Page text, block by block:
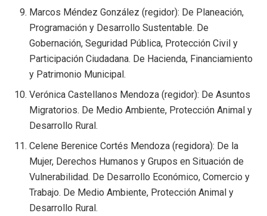
Marcos Méndez González (regidor): De Planeación,
Programación y Desarrollo Sustentable. De
Gobernación, Seguridad Pública, Protección Civil y
Participación Ciudadana. De Hacienda, Financiamiento
y Patrimonio Municipal.
Verónica Castellanos Mendoza (regidor): De Asuntos
Migratorios. De Medio Ambiente, Protección Animal y
Desarrollo Rural.
Celene Berenice Cortés Mendoza (regidora): De la
Mujer, Derechos Humanos y Grupos en Situación de
Vulnerabilidad. De Desarrollo Económico, Comercio y
Trabajo. De Medio Ambiente, Protección Animal y
Desarrollo Rural.